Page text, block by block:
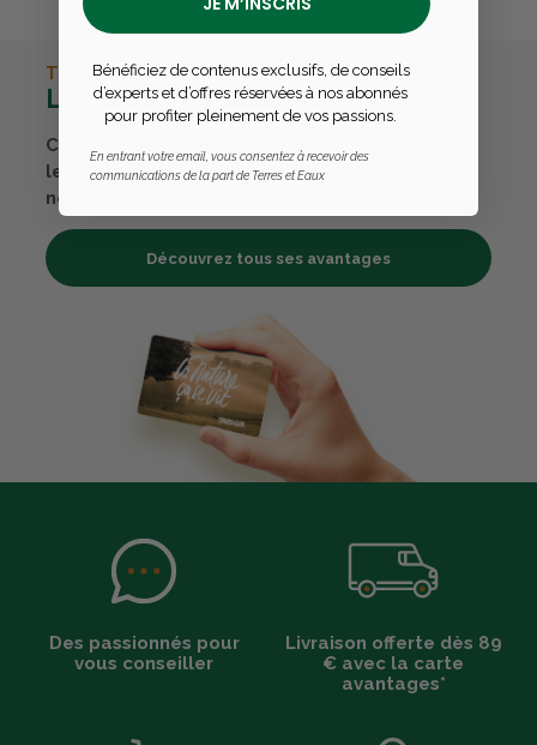
TERRES & EAUX
La carte avantages
Cumulez des points passions et convertissez-
les en bons cadeaux. Bénéficiez également de
nombreux autres avantages.
Découvrez tous ses avantages
Des passionnés pour
vous conseiller
Livraison offerte dès 89
€ avec la carte
avantages*
Bénéficiez de contenus exclusifs, de conseils
d’experts et d’offres réservées à nos abonnés
pour profiter pleinement de vos passions.
En entrant votre email, vous consentez à recevoir des
communications de la part de Terres et Eaux